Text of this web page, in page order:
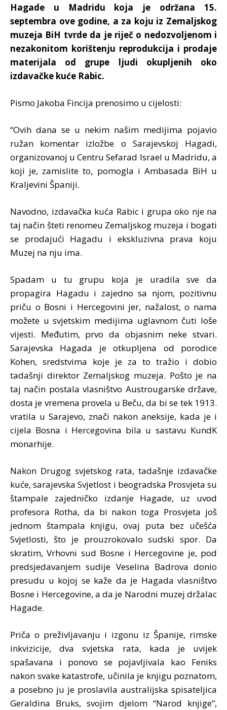
Hagade u Madridu koja je održana 15.
septembra ove godine, a za koju iz Zemaljskog
muzeja BiH tvrde da je riječ o nedozvoljenom i
nezakonitom korištenju reprodukcija i prodaje
materijala od grupe ljudi okupljenih oko
izdavačke kuće Rabic.
Pismo Jakoba Fincija prenosimo u cijelosti:
“Ovih dana se u nekim našim medijima pojavio
ružan komentar izložbe o Sarajevskoj Hagadi,
organizovanoj u Centru Sefarad Israel u Madridu, a
koji je, zamislite to, pomogla i Ambasada BiH u
Kraljevini Španiji.
Navodno, izdavačka kuća Rabic i grupa oko nje na
taj način šteti renomeu Zemaljskog muzeja i bogati
se prodajući Hagadu i ekskluzivna prava koju
Muzej na nju ima.
Spadam u tu grupu koja je uradila sve da
propagira Hagadu i zajedno sa njom, pozitivnu
priču o Bosni i Hercegovini jer, nažalost, o nama
možete u svjetskim medijima uglavnom čuti loše
vijesti. Međutim, prvo da objasnim neke stvari.
Sarajevska Hagada je otkupljena od porodice
Kohen, sredstvima koje je za to tražio i dobio
tadašnji direktor Zemaljskog muzeja. Pošto je na
taj način postala vlasništvo Austrougarske države,
dosta je vremena provela u Beču, da bi se tek 1913.
vratila u Sarajevo, znači nakon aneksije, kada je i
cijela Bosna i Hercegovina bila u sastavu KundK
monarhije.
Nakon Drugog svjetskog rata, tadašnje izdavačke
kuće, sarajevska Svjetlost i beogradska Prosvjeta su
štampale zajedničko izdanje Hagade, uz uvod
profesora Rotha, da bi nakon toga Prosvjeta još
jednom štampala knjigu, ovaj puta bez učešća
Svjetlosti, što je prouzrokovalo sudski spor. Da
skratim, Vrhovni sud Bosne i Hercegovine je, pod
predsjedavanjem sudije Veselina Badrova donio
presudu u kojoj se kaže da je Hagada vlasništvo
Bosne i Hercegovine, a da je Narodni muzej držalac
Hagade.
Priča o preživljavanju i izgonu iz Španije, rimske
inkvizicije, dva svjetska rata, kada je uvijek
spašavana i ponovo se pojavljivala kao Feniks
nakon svake katastrofe, učinila je knjigu poznatom,
a posebno ju je proslavila australijska spisateljica
Geraldina Bruks, svojim djelom “Narod knjige”,